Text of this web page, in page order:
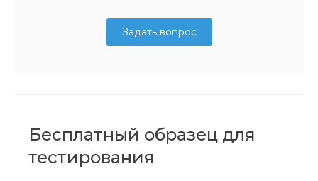
Задать вопрос
Бесплатный образец для
тестирования